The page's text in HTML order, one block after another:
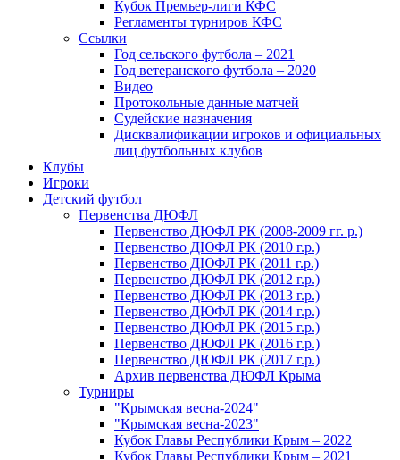
Кубок Премьер-лиги КФС
Регламенты турниров КФС
Ссылки
Год сельского футбола – 2021
Год ветеранского футбола – 2020
Видео
Протокольные данные матчей
Судейские назначения
Дисквалификации игроков и официальных
лиц футбольных клубов
Клубы
Игроки
Детский футбол
Первенства ДЮФЛ
Первенство ДЮФЛ РК (2008-2009 гг. р.)
Первенство ДЮФЛ РК (2010 г.р.)
Первенство ДЮФЛ РК (2011 г.р.)
Первенство ДЮФЛ РК (2012 г.р.)
Первенство ДЮФЛ РК (2013 г.р.)
Первенство ДЮФЛ РК (2014 г.р.)
Первенство ДЮФЛ РК (2015 г.р.)
Первенство ДЮФЛ РК (2016 г.р.)
Первенство ДЮФЛ РК (2017 г.р.)
Архив первенства ДЮФЛ Крыма
Турниры
"Крымская весна-2024"
"Крымская весна-2023"
Кубок Главы Республики Крым – 2022
Кубок Главы Республики Крым – 2021